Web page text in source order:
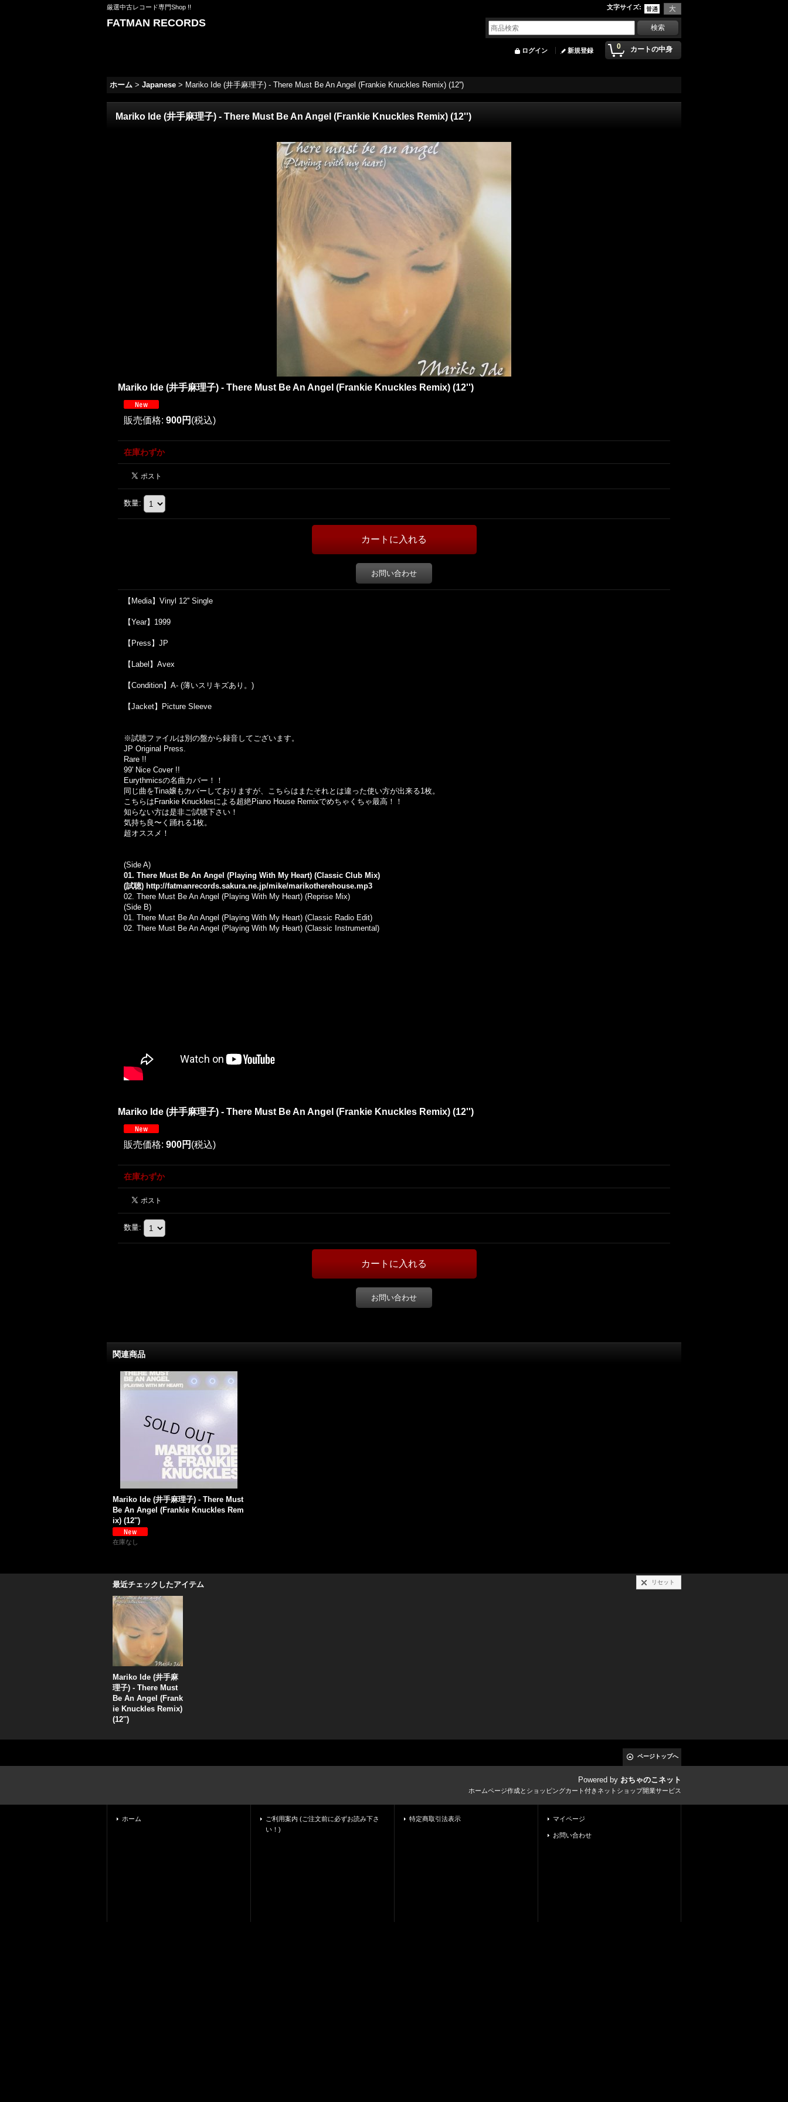
厳選中古レコード専門Shop !! 文字サイズ:
FATMAN RECORDS
0 カートの中身
ログイン 新規登録
ホーム > Japanese > Mariko Ide (井手麻理子) - There Must Be An Angel (Frankie Knuckles Remix) (12'')
Mariko Ide (井手麻理子) - There Must Be An Angel (Frankie Knuckles Remix) (12'')
Mariko Ide (井手麻理子) - There Must Be An Angel (Frankie Knuckles Remix) (12'')
販売価格: 900円 (税込)
在庫わずか
数量:
お問い合わせ
【Media】Vinyl 12'' Single
【Year】1999
【Press】JP
【Label】Avex
【Condition】A- (薄いスリキズあり。)
【Jacket】Picture Sleeve
※試聴ファイルは別の盤から録音してございます。
JP Original Press.
Rare !!
99' Nice Cover !!
Eurythmicsの名曲カバー！！
同じ曲をTina嬢もカバーしておりますが、こちらはまたそれとは違った使い方が出来る1枚。
こちらはFrankie Knucklesによる超絶Piano House Remixでめちゃくちゃ最高！！
知らない方は是非ご試聴下さい！
気持ち良〜く踊れる1枚。
超オススメ！
(Side A)
01. There Must Be An Angel (Playing With My Heart) (Classic Club Mix)
(試聴) http://fatmanrecords.sakura.ne.jp/mike/marikotherehouse.mp3
02. There Must Be An Angel (Playing With My Heart) (Reprise Mix)
(Side B)
01. There Must Be An Angel (Playing With My Heart) (Classic Radio Edit)
02. There Must Be An Angel (Playing With My Heart) (Classic Instrumental)
Mariko Ide (井手麻理子) - There Must Be An Angel (Frankie Knuckles Remix) (12'')
販売価格: 900円 (税込)
在庫わずか
数量:
お問い合わせ
関連商品
Mariko Ide (井手麻理子) - There Must
Be An Angel (Frankie Knuckles Rem
ix) (12'')
在庫なし
最近チェックしたアイテム リセット
Mariko Ide (井手麻
理子) - There Must
Be An Angel (Frank
ie Knuckles Remix)
(12'')
ページトップへ
Powered by おちゃのこネット
ホームページ作成とショッピングカート付きネットショップ開業サービス
ホーム
ご利用案内 (ご注文前に必ずお読み下さ
い！)
特定商取引法表示 マイページ
お問い合わせ